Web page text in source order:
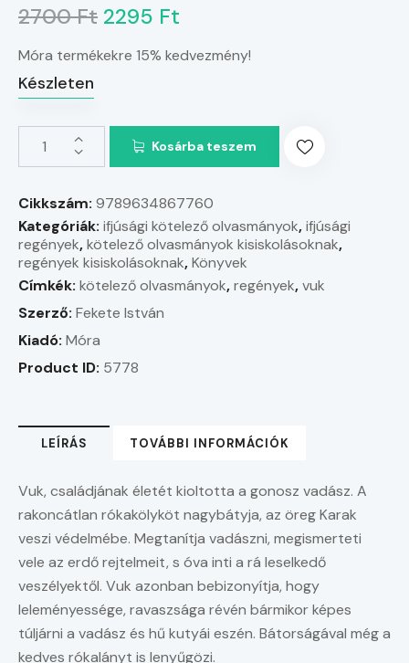
2700 Ft 2295 Ft
Móra termékekre 15% kedvezmény!
Készleten
Kosárba teszem
Cikkszám: 9789634867760
Kategóriák: ifjúsági kötelező olvasmányok,ifjúsági
regények,kötelező olvasmányok kisiskolásoknak,
regények kisiskolásoknak,Könyvek
Címkék: kötelező olvasmányok,regények,vuk
Szerző: Fekete István
Kiadó: Móra
Product ID: 5778
LEÍRÁS TOVÁBBI INFORMÁCIÓK
Vuk, családjának életét kioltotta a gonosz vadász. A
rakoncátlan rókakölyköt nagybátyja, az öreg Karak
veszi védelmébe. Megtanítja vadászni, megismerteti
vele az erdő rejtelmeit, s óva inti a rá leselkedő
veszélyektől. Vuk azonban bebizonyítja, hogy
leleményessége, ravaszsága révén bármikor képes
túljárni a vadász és hű kutyái eszén. Bátorságával még a
kedves rókalányt is lenyűgözi.